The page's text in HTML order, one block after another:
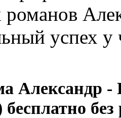
успех у
Александр